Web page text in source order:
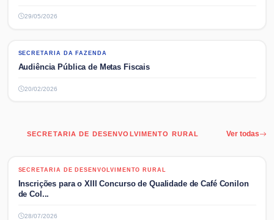
29/05/2026
SECRETARIA DA FAZENDA
SECRETARIA DA FAZENDA
Audiência Pública de Metas Fiscais
20/02/2026
SECRETARIA DE DESENVOLVIMENTO RURAL Ver todas
SECRETARIA DE DESENVOLVIMENTO RURAL
SECRETARIA DE DESENVOLVIMENTO RURAL
Inscrições para o XIII Concurso de Qualidade de Café Conilon
de Col...
28/07/2026